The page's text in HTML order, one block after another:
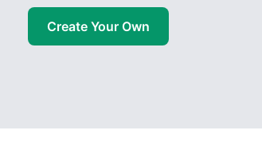
Create Your Own